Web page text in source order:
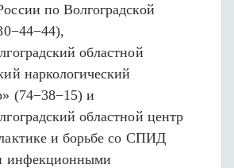
по Волгоградской
областной
наркологический
(74−38−15) и
областной центр
и борьбе со СПИД
инфекционными